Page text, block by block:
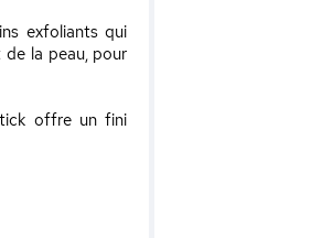
exfoliants qui
la peau, pour
offre un fini